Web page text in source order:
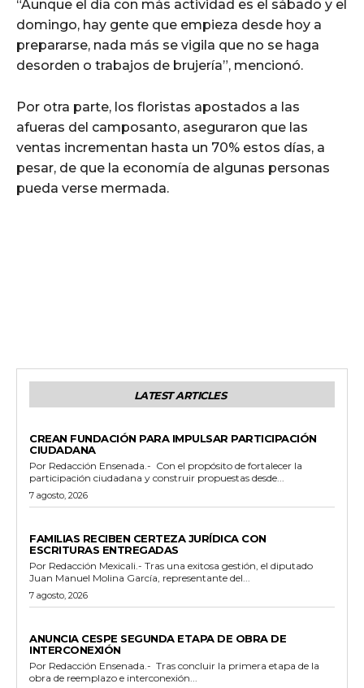
“Aunque el día con más actividad es el sábado y el
domingo, hay gente que empieza desde hoy a
prepararse, nada más se vigila que no se haga
desorden o trabajos de brujería”, mencionó.
Por otra parte, los floristas apostados a las
afueras del camposanto, aseguraron que las
ventas incrementan hasta un 70% estos días, a
pesar, de que la economía de algunas personas
pueda verse mermada.
LATEST ARTICLES
CREAN FUNDACIÓN PARA IMPULSAR PARTICIPACIÓN
CIUDADANA
Por Redacción Ensenada.- Con el propósito de fortalecer la
participación ciudadana y construir propuestas desde...
7 agosto, 2026
FAMILIAS RECIBEN CERTEZA JURÍDICA CON
ESCRITURAS ENTREGADAS
Por Redacción Mexicali.- Tras una exitosa gestión, el diputado
Juan Manuel Molina García, representante del...
7 agosto, 2026
ANUNCIA CESPE SEGUNDA ETAPA DE OBRA DE
INTERCONEXIÓN
Por Redacción Ensenada.- Tras concluir la primera etapa de la
obra de reemplazo e interconexión...